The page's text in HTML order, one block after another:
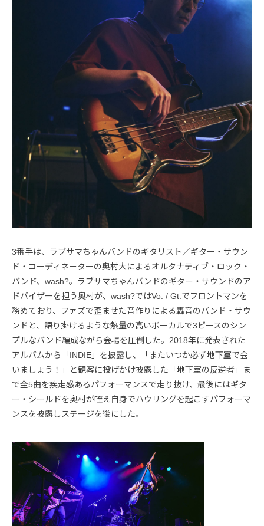
3番手は、ラブサマちゃんバンドのギタリスト／ギター・サウン
ド・コーディネーターの奥村大によるオルタナティブ・ロック・
バンド、wash?。ラブサマちゃんバンドのギター・サウンドのア
ドバイザーを担う奥村が、wash?ではVo. / Gt.でフロントマンを
務めており、ファズで歪ませた音作りによる轟音のバンド・サウ
ンドと、語り掛けるような熱量の高いボーカルで3ピースのシン
プルなバンド編成ながら会場を圧倒した。2018年に発表された
アルバムから「INDIE」を披露し、「またいつか必ず地下室で会
いましょう！」と観客に投げかけ披露した「地下室の反逆者」ま
で全5曲を疾走感あるパフォーマンスで走り抜け、最後にはギタ
ー・シールドを奥村が咥え自身でハウリングを起こすパフォーマ
ンスを披露しステージを後にした。